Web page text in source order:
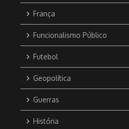
França
Funcionalismo Público
Futebol
Geopolítica
Guerras
História